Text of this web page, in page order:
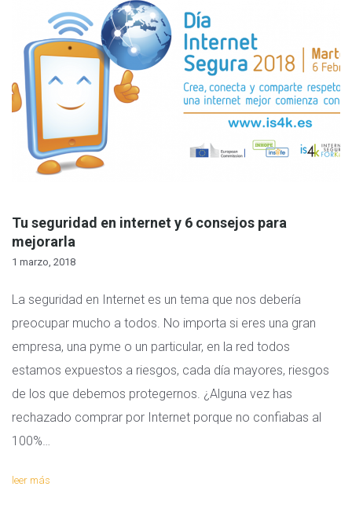
Tu seguridad en internet y 6 consejos para
mejorarla
1 marzo, 2018
La seguridad en Internet es un tema que nos debería
preocupar mucho a todos. No importa si eres una gran
empresa, una pyme o un particular, en la red todos
estamos expuestos a riesgos, cada día mayores, riesgos
de los que debemos protegernos. ¿Alguna vez has
rechazado comprar por Internet porque no confiabas al
100%…
leer más